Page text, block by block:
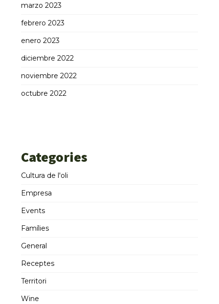
marzo 2023
febrero 2023
enero 2023
diciembre 2022
noviembre 2022
octubre 2022
Categories
Cultura de l'oli
Empresa
Events
Famílies
General
Receptes
Territori
Wine